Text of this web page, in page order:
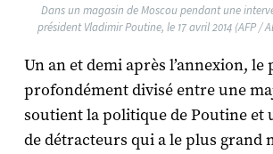
Dans un magasin de Moscou pendant une
président Vladimir Poutine, le 17 avril 2014 (AFP /
Un an et demi après l’annexion, le
profondément divisé entre une
soutient la politique de Poutine et
de détracteurs qui a le plus grand